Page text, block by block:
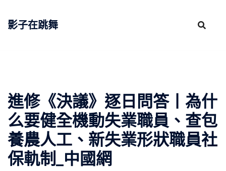
影子在跳舞
進修《決議》逐日問答丨為什
么要健全機動失業職員、查包
養農人工、新失業形狀職員社
保軌制_中國網